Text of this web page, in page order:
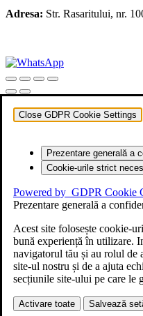
Adresa: Str. Rasaritului, nr.
Close GDPR Cookie Settings
Prezentare generală a
Cookie-urile strict
Powered by GDPR Cookie
Prezentare generală a
Acest site folosește cookie-
bună experiență în utilizare.
navigatorul tău și au rolul de
site-ul nostru și de a ajuta
secțiunile site-ului pe care le
Activare toate Salvează